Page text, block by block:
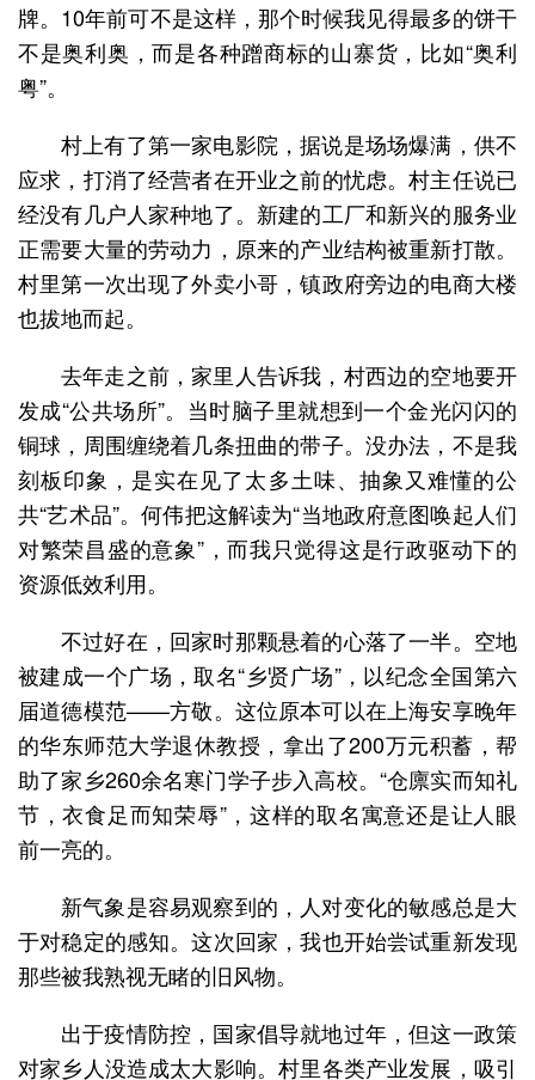
牌。10年前可不是这样，那个时候我见得最多的饼干
不是奥利奥，而是各种蹭商标的山寨货，比如“奥利
粤”。
村上有了第一家电影院，据说是场场爆满，供不
应求，打消了经营者在开业之前的忧虑。村主任说已
经没有几户人家种地了。新建的工厂和新兴的服务业
正需要大量的劳动力，原来的产业结构被重新打散。
村里第一次出现了外卖小哥，镇政府旁边的电商大楼
也拔地而起。
去年走之前，家里人告诉我，村西边的空地要开
发成“公共场所”。当时脑子里就想到一个金光闪闪的
铜球，周围缠绕着几条扭曲的带子。没办法，不是我
刻板印象，是实在见了太多土味、抽象又难懂的公
共“艺术品”。何伟把这解读为“当地政府意图唤起人们
对繁荣昌盛的意象”，而我只觉得这是行政驱动下的
资源低效利用。
不过好在，回家时那颗悬着的心落了一半。空地
被建成一个广场，取名“乡贤广场”，以纪念全国第六
届道德模范——方敬。这位原本可以在上海安享晚年
的华东师范大学退休教授，拿出了200万元积蓄，帮
助了家乡260余名寒门学子步入高校。“仓廪实而知礼
节，衣食足而知荣辱”，这样的取名寓意还是让人眼
前一亮的。
新气象是容易观察到的，人对变化的敏感总是大
于对稳定的感知。这次回家，我也开始尝试重新发现
那些被我熟视无睹的旧风物。
出于疫情防控，国家倡导就地过年，但这一政策
对家乡人没造成太大影响。村里各类产业发展，吸引